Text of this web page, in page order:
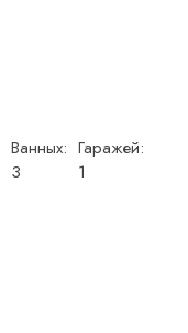
Ванных:
3
Гаражей:
1